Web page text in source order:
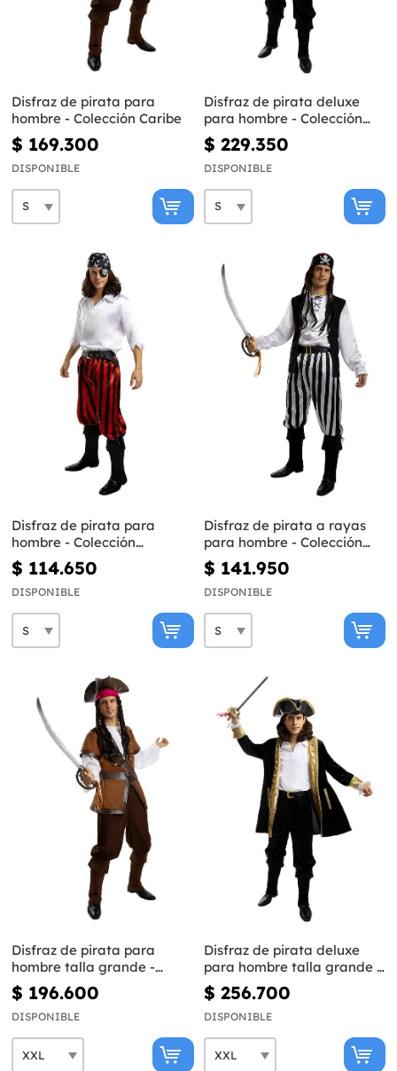
Disfraz de pirata para
hombre - Colección Caribe
$ 169.300
DISPONIBLE
Disfraz de pirata deluxe
para hombre - Colección
colonial
$ 229.350
DISPONIBLE
Disfraz de pirata para
hombre - Colección
bucanero
$ 114.650
DISPONIBLE
Disfraz de pirata a rayas
para hombre - Colección
blanca y negra
$ 141.950
DISPONIBLE
Disfraz de pirata para
hombre talla grande -
Colección Caribe
$ 196.600
DISPONIBLE
Disfraz de pirata deluxe
para hombre talla grande -
Colección colonial
$ 256.700
DISPONIBLE